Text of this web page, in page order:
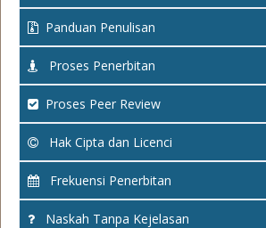
Panduan Penulisan
Proses Penerbitan
Proses Peer Review
Hak Cipta dan Licenci
Frekuensi Penerbitan
Naskah Tanpa Kejelasan